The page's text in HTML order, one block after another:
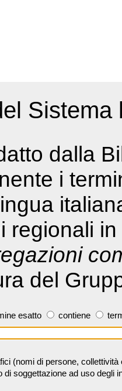
dalla
i
regionali
del
esatto contiene
(nomi di persone,
di soggettazione ad uso degli